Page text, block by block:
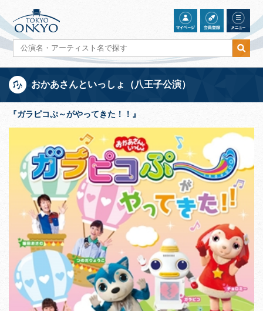
おかあさんといっしょ（八王子公演）
『ガラピコぷ～がやってきた！！』